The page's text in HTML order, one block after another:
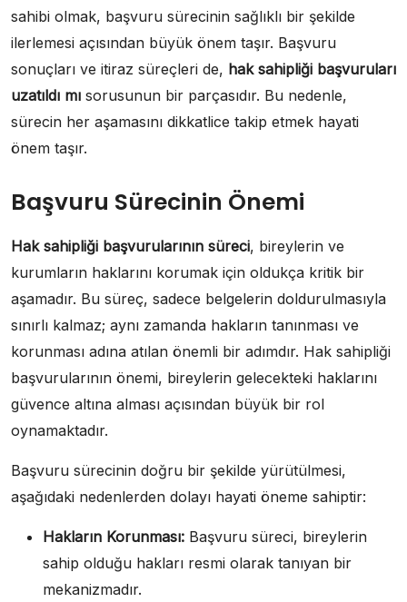
sahibi olmak, başvuru sürecinin sağlıklı bir şekilde
ilerlemesi açısından büyük önem taşır. Başvuru
sonuçları ve itiraz süreçleri de, hak sahipliği başvuruları
uzatıldı mı sorusunun bir parçasıdır. Bu nedenle,
sürecin her aşamasını dikkatlice takip etmek hayati
önem taşır.
Başvuru Sürecinin Önemi
Hak sahipliği başvurularının süreci, bireylerin ve
kurumların haklarını korumak için oldukça kritik bir
aşamadır. Bu süreç, sadece belgelerin doldurulmasıyla
sınırlı kalmaz; aynı zamanda hakların tanınması ve
korunması adına atılan önemli bir adımdır. Hak sahipliği
başvurularının önemi, bireylerin gelecekteki haklarını
güvence altına alması açısından büyük bir rol
oynamaktadır.
Başvuru sürecinin doğru bir şekilde yürütülmesi,
aşağıdaki nedenlerden dolayı hayati öneme sahiptir:
Hakların Korunması: Başvuru süreci, bireylerin
sahip olduğu hakları resmi olarak tanıyan bir
mekanizmadır.